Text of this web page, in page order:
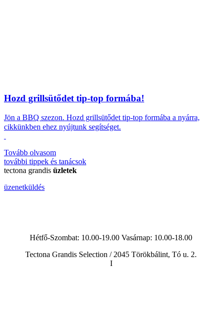
Hozd grillsütődet tip-top formába!
Jön a BBQ szezon. Hozd grillsütődet tip-top formába a nyárra,
cikkünkben ehez nyújtunk segítséget.
Tovább olvasom
további tippek és tanácsok
tectona grandis üzletek
üzenetküldés
Hétfő-Szombat: 10.00-19.00 Vasárnap: 10.00-18.00
Tectona Grandis Selection / 2045 Törökbálint, Tó u. 2.
I